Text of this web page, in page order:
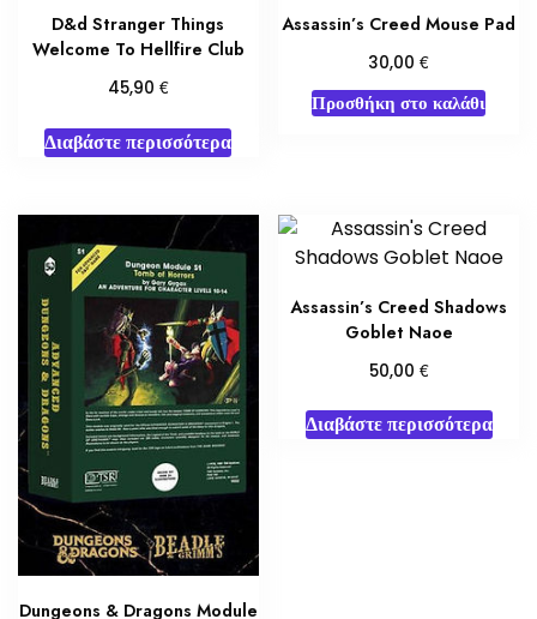
D&d Stranger Things
Welcome To Hellfire Club
45,90 €
Διαβάστε περισσότερα
Assassin’s Creed Mouse Pad
30,00€
Προσθήκη στο καλάθι
Dungeons & Dragons Module
Assassin’s Creed Shadows
Goblet Naoe
50,00 €
Διαβάστε περισσότερα